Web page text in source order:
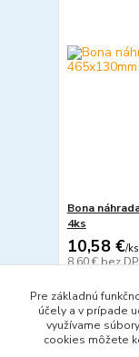
Bona
4ks
10,58 €/ks
8,60 €bez
Pre základnú
účely a v prípade
využívame
cookies môžete